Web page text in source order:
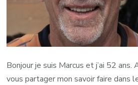
Bonjour je suis Marcus et j’ai 52 ans.
vous partager mon savoir faire dans